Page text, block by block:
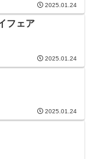
2025.01.24
フェア
2025.01.24
2025.01.24